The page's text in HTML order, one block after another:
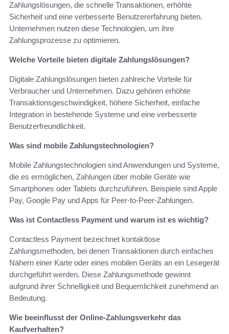
Zahlungslösungen, die schnelle Transaktionen, erhöhte
Sicherheit und eine verbesserte Benutzererfahrung bieten.
Unternehmen nutzen diese Technologien, um ihre
Zahlungsprozesse zu optimieren.
Welche Vorteile bieten digitale Zahlungslösungen?
Digitale Zahlungslösungen bieten zahlreiche Vorteile für
Verbraucher und Unternehmen. Dazu gehören erhöhte
Transaktionsgeschwindigkeit, höhere Sicherheit, einfache
Integration in bestehende Systeme und eine verbesserte
Benutzerfreundlichkeit.
Was sind mobile Zahlungstechnologien?
Mobile Zahlungstechnologien sind Anwendungen und Systeme,
die es ermöglichen, Zahlungen über mobile Geräte wie
Smartphones oder Tablets durchzuführen. Beispiele sind Apple
Pay, Google Pay und Apps für Peer-to-Peer-Zahlungen.
Was ist Contactless Payment und warum ist es wichtig?
Contactless Payment bezeichnet kontaktlose
Zahlungsmethoden, bei denen Transaktionen durch einfaches
Nähern einer Karte oder eines mobilen Geräts an ein Lesegerät
durchgeführt werden. Diese Zahlungsmethode gewinnt
aufgrund ihrer Schnelligkeit und Bequemlichkeit zunehmend an
Bedeutung.
Wie beeinflusst der Online-Zahlungsverkehr das
Kaufverhalten?